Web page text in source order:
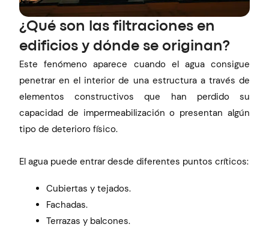
¿Qué son las filtraciones en
edificios y dónde se originan?
Este fenómeno aparece cuando el agua consigue
penetrar en el interior de una estructura a través de
elementos constructivos que han perdido su
capacidad de impermeabilización o presentan algún
tipo de deterioro físico.
El agua puede entrar desde diferentes puntos críticos:
Cubiertas y tejados.
Fachadas.
Terrazas y balcones.